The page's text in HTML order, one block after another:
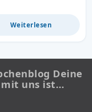
Weiterlesen
Deine
mit uns ist…